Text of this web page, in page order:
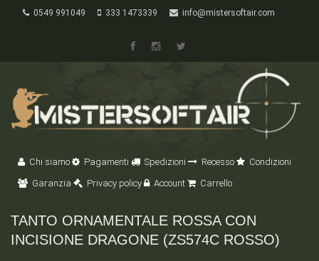
0549 991049 333 1473339 info@mistersoftair.com
Chi siamo Pagamenti Spedizioni Recesso
Condizioni
Garanzia
Privacy policy Account Carrello
TANTO ORNAMENTALE ROSSA CON
INCISIONE DRAGONE (ZS574C ROSSO)